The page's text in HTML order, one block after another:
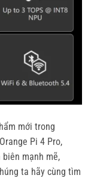
mới trong
Pi 4 Pro,
mạnh mẽ,
ta hãy cùng tìm